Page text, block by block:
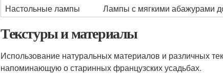
Настольные лампы
Лампы с мягкими абажурами
Текстуры и материалы
Использование натуральных материалов и различных
напоминающую о старинных французских усадьбах.